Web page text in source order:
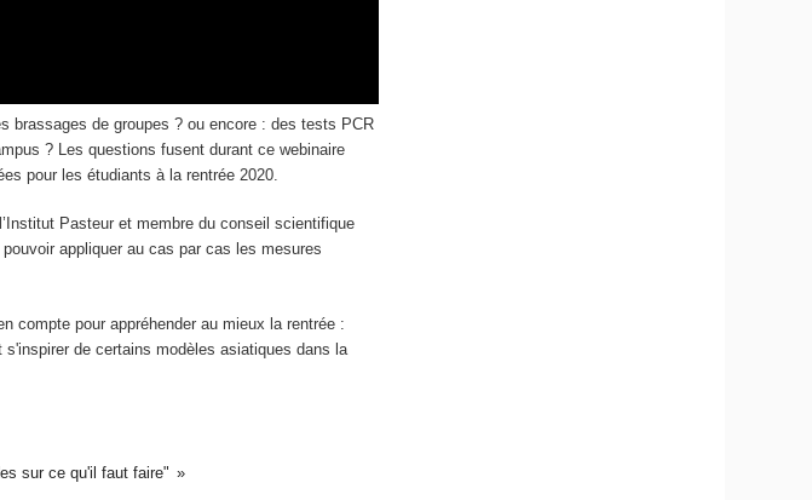
brassages de groupes ? ou encore : des tests PCR
? Les questions fusent durant ce webinaire
pour les étudiants à la rentrée 2020.
Pasteur et membre du conseil scientifique
appliquer au cas par cas les mesures
compte pour appréhender au mieux la rentrée :
de certains modèles asiatiques dans la
sur ce qu'il faut faire"